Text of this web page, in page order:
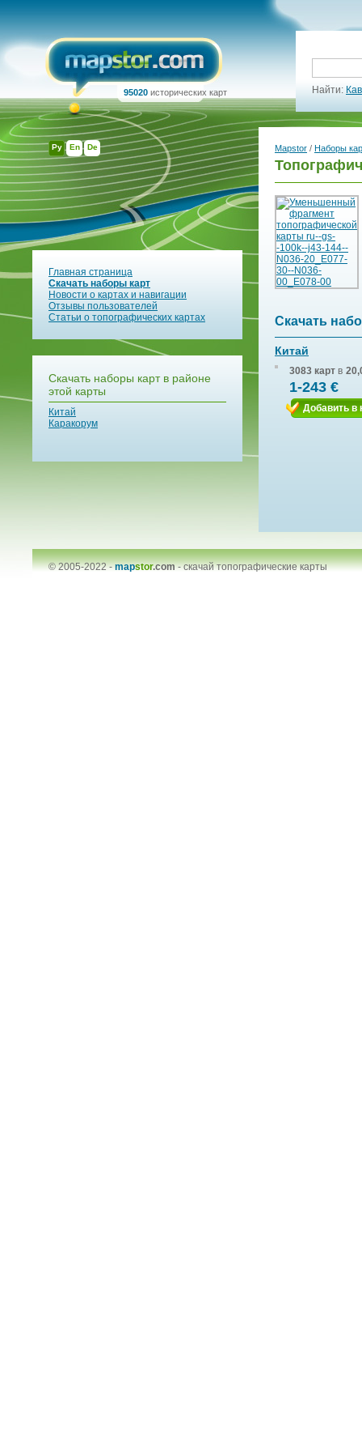
Ру En De
95020 исторических карт Найти:
Главная страница
Скачать наборы карт
Новости о картах и навигации
Отзывы пользователей
Статьи о топографических картах
Скачать наборы карт в районе
этой карты
Китай
Каракорум
Mapstor / Наборы
Скачать
Китай
3083 карт в
1-243 €
Добавить в
© 2005-2022 -mapstor.com-скачай топографические карты